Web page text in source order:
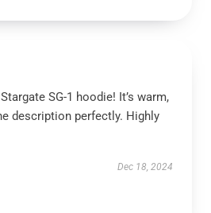
SG-1 hoodie! It’s warm,
description perfectly. Highly
Dec 18, 2024